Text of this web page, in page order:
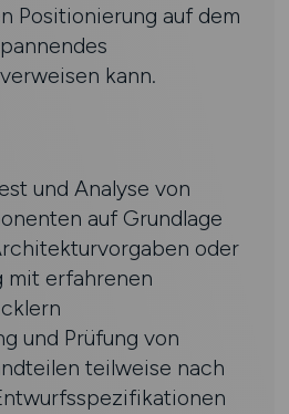
Positionierung auf dem
kann.
und Analyse von
auf Grundlage
oder
mit erfahrenen
und Prüfung von
teilweise nach